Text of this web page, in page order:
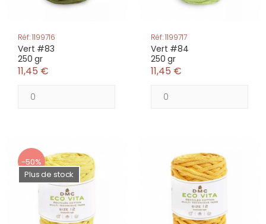
Réf: 1199716
Vert #83
250 gr
11,45 €
Réf: 1199717
Vert #84
250 gr
11,45 €
-50%
Plus de stock